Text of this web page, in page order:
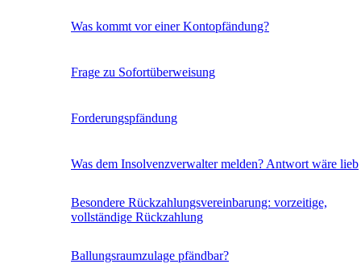
Was kommt vor einer Kontopfändung?
Frage zu Sofortüberweisung
Forderungspfändung
Was dem Insolvenzverwalter melden? Antwort wäre lieb
Besondere Rückzahlungsvereinbarung: vorzeitige,
vollständige Rückzahlung
Ballungsraumzulage pfändbar?